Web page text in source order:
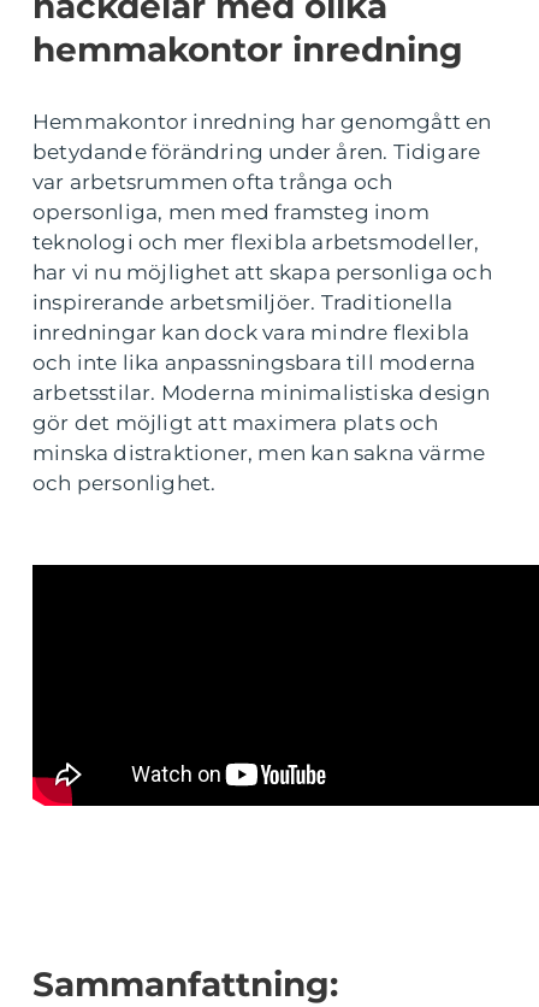
hemmakontor inredning
Hemmakontor inredning har genomgått en
betydande förändring under åren. Tidigare
var arbetsrummen ofta trånga och
opersonliga, men med framsteg inom
teknologi och mer flexibla arbetsmodeller,
har vi nu möjlighet att skapa personliga och
inspirerande arbetsmiljöer. Traditionella
inredningar kan dock vara mindre flexibla
och inte lika anpassningsbara till moderna
arbetsstilar. Moderna minimalistiska design
gör det möjligt att maximera plats och
minska distraktioner, men kan sakna värme
och personlighet.
Sammanfattning: